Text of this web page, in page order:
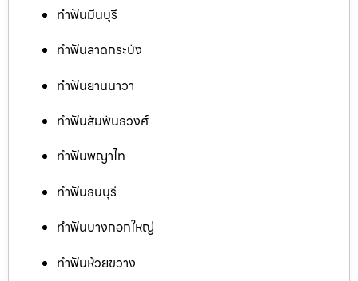
ทำฟันมีนบุรี
ทำฟันลาดกระบัง
ทำฟันยานนาวา
ทำฟันสัมพันธวงศ์
ทำฟันพญาไท
ทำฟันธนบุรี
ทำฟันบางกอกใหญ่
ทำฟันห้วยขวาง